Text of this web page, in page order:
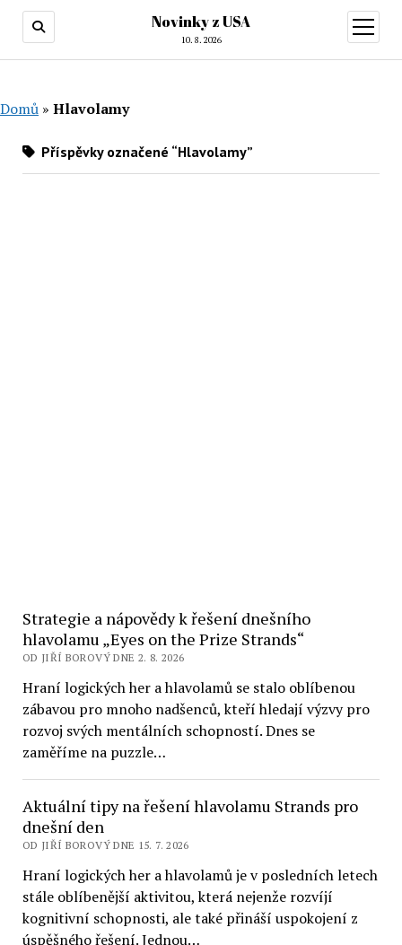
Novinky z USA
10. 8. 2026
otevřít
menu
Domů » Hlavolamy
Příspěvky označené “Hlavolamy”
Strategie a nápovědy k řešení dnešního
hlavolamu „Eyes on the Prize Strands“
OD JIŘÍ BOROVÝ DNE 2. 8. 2026
Hraní logických her a hlavolamů se stalo oblíbenou
zábavou pro mnoho nadšenců, kteří hledají výzvy pro
rozvoj svých mentálních schopností. Dnes se
zaměříme na puzzle…
Aktuální tipy na řešení hlavolamu Strands pro
dnešní den
OD JIŘÍ BOROVÝ DNE 15. 7. 2026
Hraní logických her a hlavolamů je v posledních letech
stále oblíbenější aktivitou, která nejenže rozvíjí
kognitivní schopnosti, ale také přináší uspokojení z
úspěšného řešení. Jednou…